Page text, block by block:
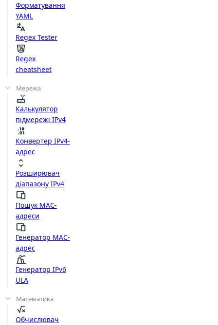
Форматування
YAML
Regex Tester
Regex
cheatsheet
Мережа
Калькулятор
підмережі IPv4
Конвертер IPv4-
адрес
Розширювач
діапазону IPv4
Пошук MAC-
адреси
Генератор MAC-
адрес
Генератор IPv6
ULA
Математика
Обчислювач